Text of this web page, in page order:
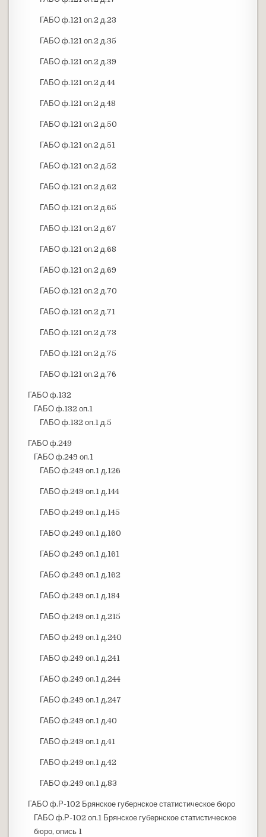
ГАБО ф.121 оп.2 д.23
ГАБО ф.121 оп.2 д.35
ГАБО ф.121 оп.2 д.39
ГАБО ф.121 оп.2 д.44
ГАБО ф.121 оп.2 д.48
ГАБО ф.121 оп.2 д.50
ГАБО ф.121 оп.2 д.51
ГАБО ф.121 оп.2 д.52
ГАБО ф.121 оп.2 д.62
ГАБО ф.121 оп.2 д.65
ГАБО ф.121 оп.2 д.67
ГАБО ф.121 оп.2 д.68
ГАБО ф.121 оп.2 д.69
ГАБО ф.121 оп.2 д.70
ГАБО ф.121 оп.2 д.71
ГАБО ф.121 оп.2 д.73
ГАБО ф.121 оп.2 д.75
ГАБО ф.121 оп.2 д.76
ГАБО ф.132
ГАБО ф.132 оп.1
ГАБО ф.132 оп.1 д.5
ГАБО ф.249
ГАБО ф.249 оп.1
ГАБО ф.249 оп.1 д.126
ГАБО ф.249 оп.1 д.144
ГАБО ф.249 оп.1 д.145
ГАБО ф.249 оп.1 д.160
ГАБО ф.249 оп.1 д.161
ГАБО ф.249 оп.1 д.162
ГАБО ф.249 оп.1 д.184
ГАБО ф.249 оп.1 д.215
ГАБО ф.249 оп.1 д.240
ГАБО ф.249 оп.1 д.241
ГАБО ф.249 оп.1 д.244
ГАБО ф.249 оп.1 д.247
ГАБО ф.249 оп.1 д.40
ГАБО ф.249 оп.1 д.41
ГАБО ф.249 оп.1 д.42
ГАБО ф.249 оп.1 д.83
ГАБО ф.Р-102 Брянское губернское статистическое бюро
ГАБО ф.Р-102 оп.1 Брянское губернское статистическое
бюро, опись 1